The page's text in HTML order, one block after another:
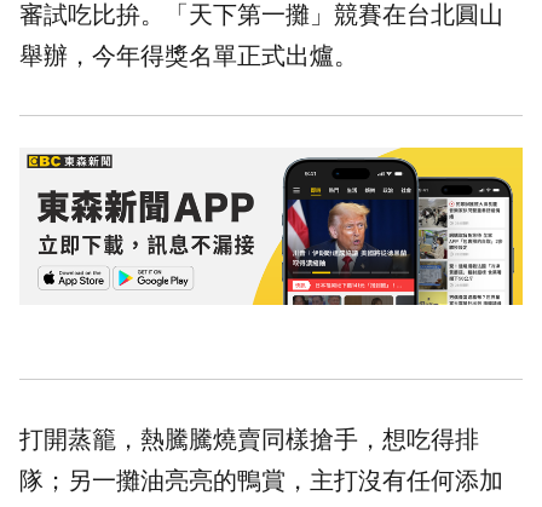
審試吃比拚。「天下第一攤」競賽在台北圓山
舉辦，今年得獎名單正式出爐。
打開蒸籠，熱騰騰燒賣同樣搶手，想吃得排
隊；另一攤油亮亮的鴨賞，主打沒有任何添加